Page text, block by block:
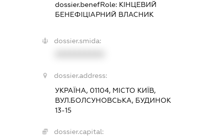
dossier.benefRole: КІНЦЕВИЙ
БЕНЕФІЦІАРНИЙ ВЛАСНИК
dossier.smida:
dossier.address:
УКРАЇНА, 01104, МІСТО КИЇВ,
ВУЛ.БОЛСУНОВСЬКА, БУДИНОК
13-15
dossier.capital: